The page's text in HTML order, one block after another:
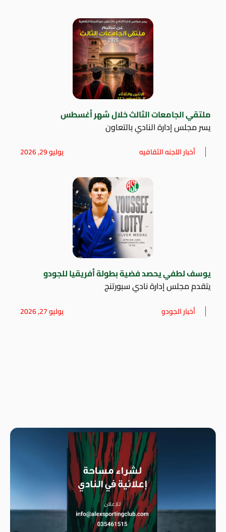
ملتقي الجامعات الثالث خلال شهر أغسطس
يسر مجلس إدارة النادي بالتعاون
أخبار اللجنه الثقافيه يوليو 29, 2026
يوسف لطفي يحصد فضية بطولة أفريقيا للجودو
يتقدم مجلس إدارة نادي سبورتنج
أخبار الجودو يوليو 27, 2026